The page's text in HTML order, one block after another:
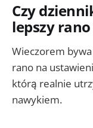
Czy
lepszy
Wieczorem
rano na
którą realnie
nawykiem.